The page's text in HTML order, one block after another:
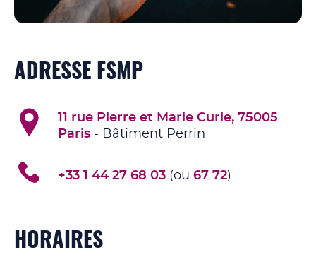
ADRESSE FSMP
11 rue Pierre et Marie Curie, 75005
Paris - Bâtiment Perrin
+33 1 44 27 68 03 (ou 67 72)
HORAIRES